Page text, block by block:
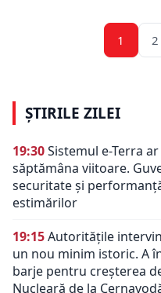
1 2
ȘTIRILE ZILEI
19:30Sistemul e-Terra
săptămâna viitoare.
securitate și
estimărilor
19:15Autoritățile
un nou minim istoric. A
barje pentru creșterea
Nucleară de la